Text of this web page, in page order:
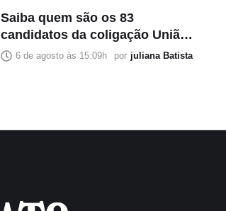
Saiba quem são os 83
candidatos da coligação União
Pelo Amazonas nas eleições de
6 de agosto às 15:09h por juliana Batista